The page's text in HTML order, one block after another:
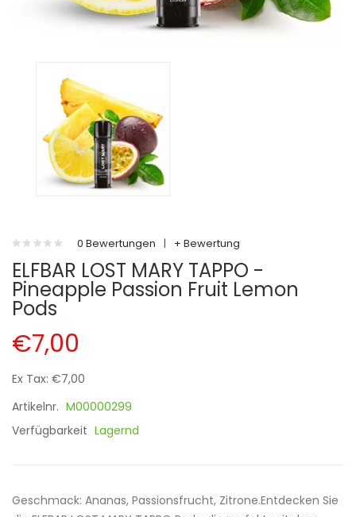
0 Bewertungen | + Bewertung
ELFBAR LOST MARY TAPPO -
Pineapple Passion Fruit Lemon
Pods
€7,00
Ex Tax: €7,00
Artikelnr. M00000299
Verfügbarkeit Lagernd
Geschmack: Ananas, Passionsfrucht, Zitrone.Entdecken Sie